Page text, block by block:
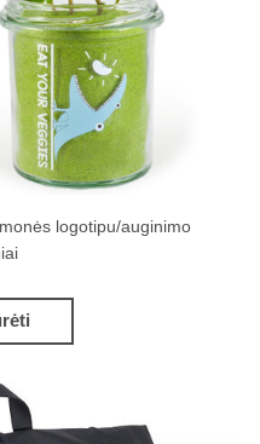
logotipu/auginimo